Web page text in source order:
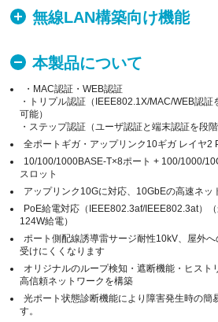
無線LAN構築向け機能
本製品について
・MAC認証・WEB認証
・トリプル認証（IEEE802.1X/MAC/WEB認
可能）
・ステップ認証（ユーザ認証と端末認証を段
全ポートギガ・アップリンク10ギガ レイヤ2
10/100/1000BASE-T×8ポート + 100/1000/
スロット
アップリンク10Gに対応、10GbEの高速ネッ
PoE給電対応（IEEE802.3af/IEEE802.3at）
124W給電）
ポート側配線誘導雷サージ耐性10kV、屋外
受けにくくなります
オリジナルのループ検知・遮断機能・ヒスト
高信頼ネットワークを構築
光ポート状態診断機能により障害発生時の簡
す。